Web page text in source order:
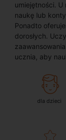
umiejętności.
naukę lub
Ponadto
dorosłych.
ucznia, aby
dla dzieci